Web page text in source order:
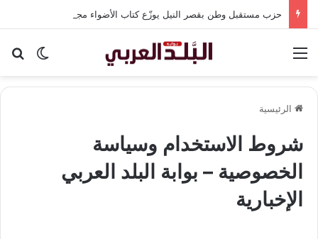
الوضع
الرئيسية
شروط الاستخدام وسياسة
الخصوصية – بوابة البلد العربي
الإخبارية